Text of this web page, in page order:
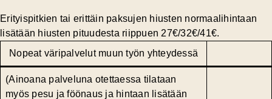
Erityispitkien tai erittäin paksujen hiusten normaalihintaan
lisätään hiusten pituudesta riippuen 27€/32€/41€.
Nopeat väripalvelut muun työn yhteydessä
(Ainoana palveluna otettaessa tilataan
myös pesu ja föönaus ja hintaan lisätään